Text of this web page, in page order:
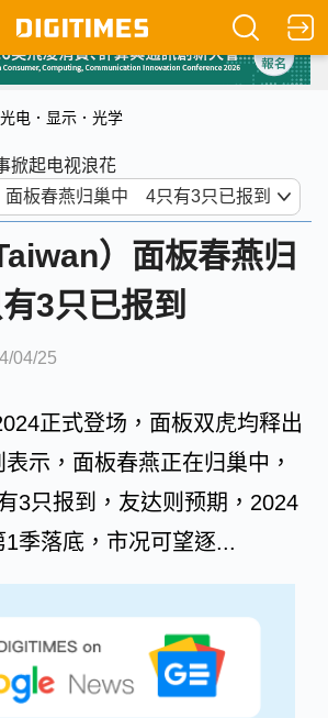
光电．显示．光学
掀起电视浪花
）面板春燕归
3只已报到
04/25
正式登场，面板双虎均释出
示，面板春燕正在归巢中，
3只报到，友达则预期，2024
季落底，市况可望逐...